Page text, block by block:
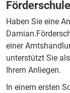
Haben Sie eine
einer
unterstützt Sie
Ihrem Anliegen.
In einem ersten